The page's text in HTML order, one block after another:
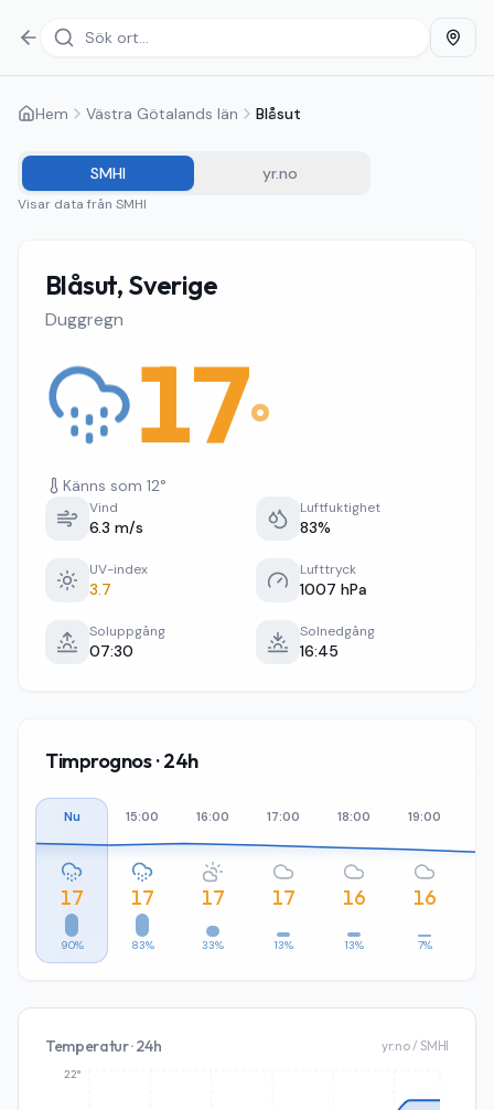
Hem Västra Götalands län Blåsut
SMHI yr.no
Visar data från SMHI
Blåsut, Sverige
Duggregn
17°
Känns som 12°
Vind
6.3 m/s
Luftfuktighet
83%
UV-index
3.7
Lufttryck
1007 hPa
Soluppgång
07:30
Solnedgång
16:45
Timprognos · 24h
Nu
17
90%
15:00
17
83%
16:00
17
33%
17:00
17
13%
18:00
16
13%
19:00
16
7%
Temperatur · 24h yr.no / SMHI
22°